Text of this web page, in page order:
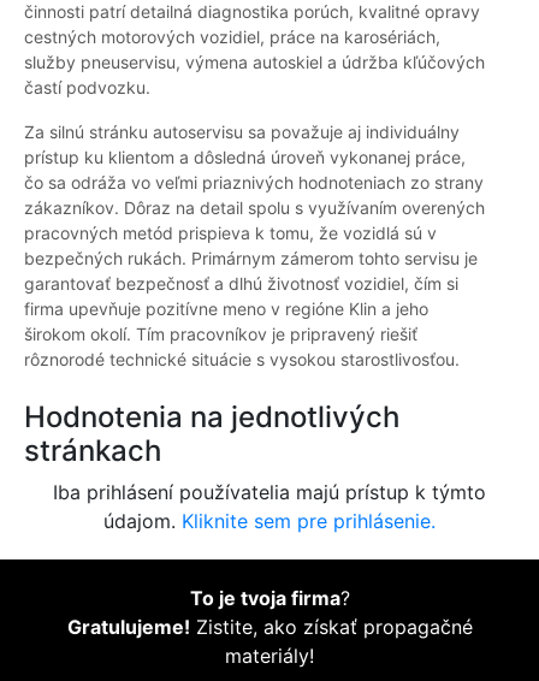
činnosti patrí detailná diagnostika porúch, kvalitné opravy
cestných motorových vozidiel, práce na karosériách,
služby pneuservisu, výmena autoskiel a údržba kľúčových
častí podvozku.
Za silnú stránku autoservisu sa považuje aj individuálny
prístup ku klientom a dôsledná úroveň vykonanej práce,
čo sa odráža vo veľmi priaznivých hodnoteniach zo strany
zákazníkov. Dôraz na detail spolu s využívaním overených
pracovných metód prispieva k tomu, že vozidlá sú v
bezpečných rukách. Primárnym zámerom tohto servisu je
garantovať bezpečnosť a dlhú životnosť vozidiel, čím si
firma upevňuje pozitívne meno v regióne Klin a jeho
širokom okolí. Tím pracovníkov je pripravený riešiť
rôznorodé technické situácie s vysokou starostlivosťou.
Hodnotenia na jednotlivých
stránkach
Iba prihlásení používatelia majú prístup k týmto
údajom. Kliknite sem pre prihlásenie.
To je tvoja firma?
Gratulujeme! Zistite, ako získať propagačné
materiály!